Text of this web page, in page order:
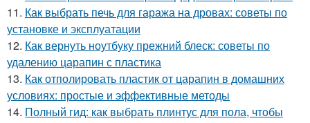
11. Как выбрать печь для гаража на дровах: советы по
установке и эксплуатации
12. Как вернуть ноутбуку прежний блеск: советы по
удалению царапин с пластика
13. Как отполировать пластик от царапин в домашних
условиях: простые и эффективные методы
14. Полный гид: как выбрать плинтус для пола, чтобы